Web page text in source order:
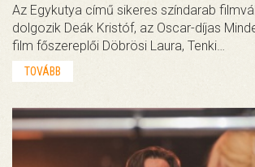
Az Egykutya című sikeres színdarab
dolgozik Deák Kristóf, az Oscar-díjas
film főszereplői Döbrösi Laura, Tenki…
TOVÁBB